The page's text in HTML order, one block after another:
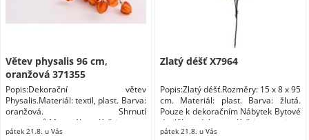
Větev physalis 96 cm,
oranžová 371355
Popis:Dekorační větev
Physalis.Materiál: textil, plast. Barva:
oranžová. Shrnutí
parametrů:Materiál: Květiny a
stojany
pátek 21.8. u Vás
Zlatý déšť X7964
Popis:Zlatý déšť.Rozměry: 15 x 8 x 95
cm. Materiál: plast. Barva: žlutá.
Pouze k dekoračním Nábytek Bytové
doplňky a dekorace Květiny a stojany
Květiny
pátek 21.8. u Vás